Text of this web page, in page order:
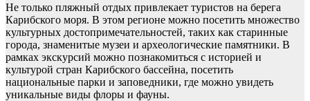
Не только пляжный отдых привлекает туристов на берега
Карибского моря. В этом регионе можно посетить множество
культурных достопримечательностей, таких как старинные
города, знаменитые музеи и археологические памятники. В
рамках экскурсий можно познакомиться с историей и
культурой стран Карибского бассейна, посетить
национальные парки и заповедники, где можно увидеть
уникальные виды флоры и фауны.